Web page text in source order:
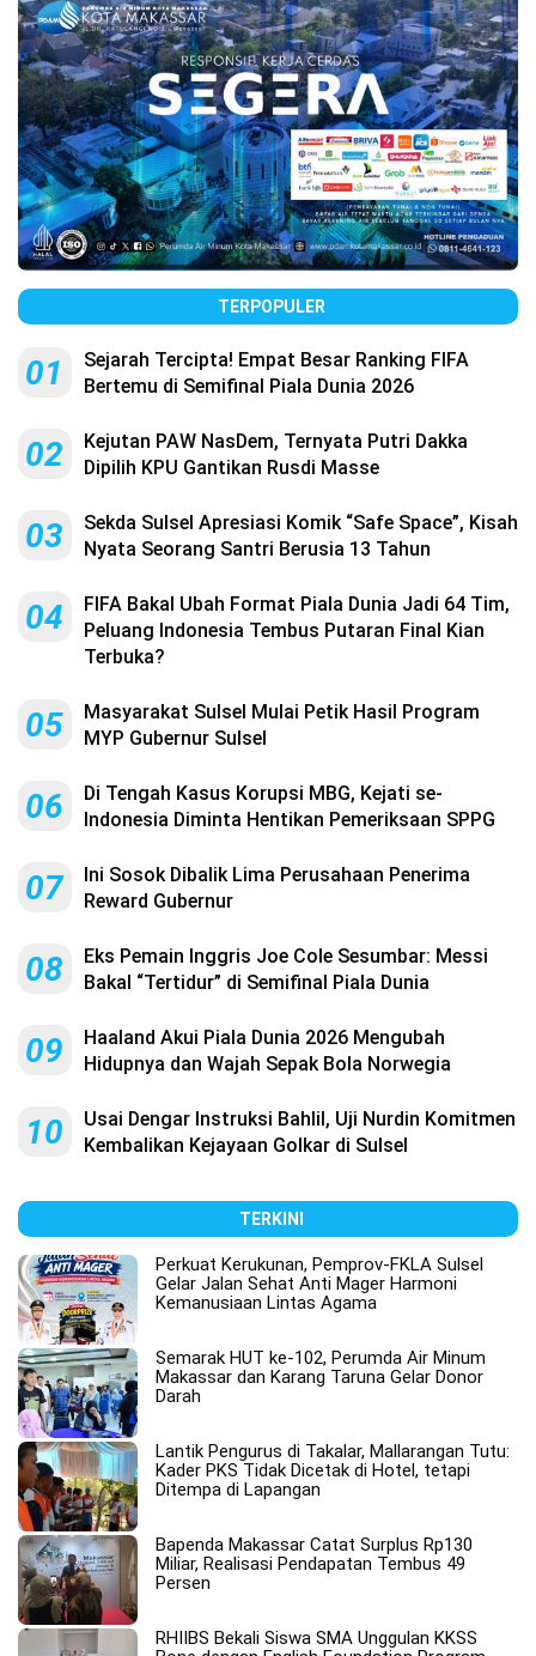
TERPOPULER
01
Sejarah Tercipta! Empat Besar Ranking FIFA
Bertemu di Semifinal Piala Dunia 2026
02
Kejutan PAW NasDem, Ternyata Putri Dakka
Dipilih KPU Gantikan Rusdi Masse
03
Sekda Sulsel Apresiasi Komik “Safe Space”, Kisah
Nyata Seorang Santri Berusia 13 Tahun
04
FIFA Bakal Ubah Format Piala Dunia Jadi 64 Tim,
Peluang Indonesia Tembus Putaran Final Kian
Terbuka?
05
Masyarakat Sulsel Mulai Petik Hasil Program
MYP Gubernur Sulsel
06
Di Tengah Kasus Korupsi MBG, Kejati se-
Indonesia Diminta Hentikan Pemeriksaan SPPG
07
Ini Sosok Dibalik Lima Perusahaan Penerima
Reward Gubernur
08
Eks Pemain Inggris Joe Cole Sesumbar: Messi
Bakal “Tertidur” di Semifinal Piala Dunia
09
Haaland Akui Piala Dunia 2026 Mengubah
Hidupnya dan Wajah Sepak Bola Norwegia
10
Usai Dengar Instruksi Bahlil, Uji Nurdin Komitmen
Kembalikan Kejayaan Golkar di Sulsel
TERKINI
Perkuat Kerukunan, Pemprov-FKLA Sulsel
Gelar Jalan Sehat Anti Mager Harmoni
Kemanusiaan Lintas Agama
Semarak HUT ke-102, Perumda Air Minum
Makassar dan Karang Taruna Gelar Donor
Darah
Lantik Pengurus di Takalar, Mallarangan Tutu:
Kader PKS Tidak Dicetak di Hotel, tetapi
Ditempa di Lapangan
Bapenda Makassar Catat Surplus Rp130
Miliar, Realisasi Pendapatan Tembus 49
Persen
RHIIBS Bekali Siswa SMA Unggulan KKSS